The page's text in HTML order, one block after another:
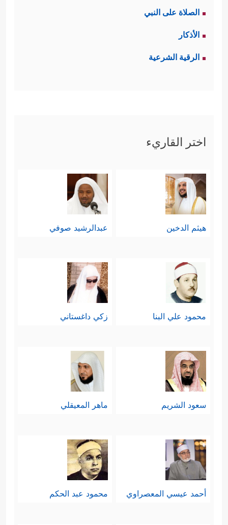
الصلاة على النبي
الأذكار
الرقية الشرعية
اختر القاريء
هيثم الدخين عبدالرشيد صوفي
محمود علي البنا زكي داغستاني
سعود الشريم ماهر المعيقلي
أحمد عيسي المعصراوي محمود عبد الحكم